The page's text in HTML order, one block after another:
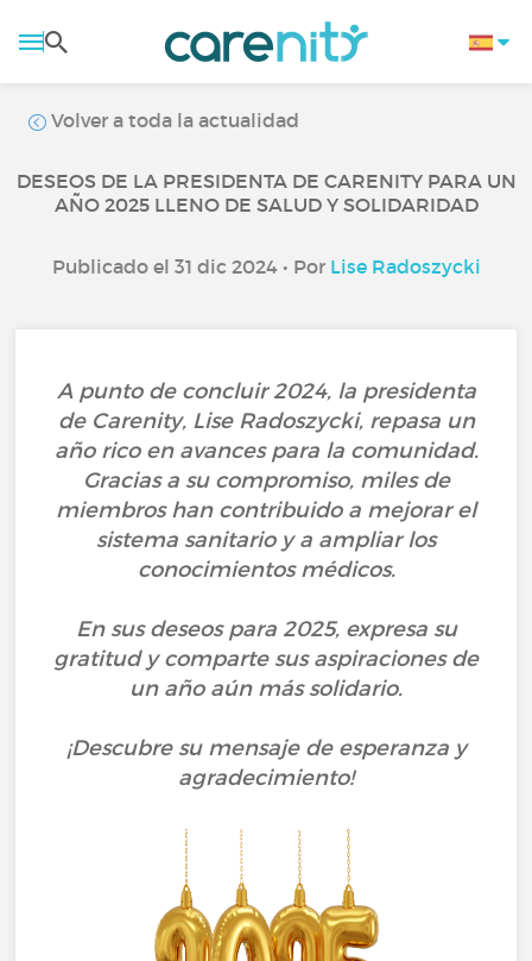
Volver a toda la actualidad
DESEOS DE LA PRESIDENTA DE CARENITY PARA UN
AÑO 2025 LLENO DE SALUD Y SOLIDARIDAD
Publicado el 31 dic 2024 • Por Lise Radoszycki
A punto de concluir 2024, la presidenta
de Carenity, Lise Radoszycki, repasa un
año rico en avances para la comunidad.
Gracias a su compromiso, miles de
miembros han contribuido a mejorar el
sistema sanitario y a ampliar los
conocimientos médicos.
En sus deseos para 2025, expresa su
gratitud y comparte sus aspiraciones de
un año aún más solidario.
¡Descubre su mensaje de esperanza y
agradecimiento!